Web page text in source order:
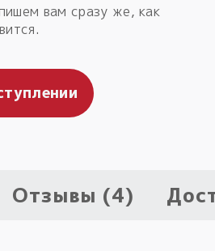
со скидкой
вам сразу же, как
Отзывы (4)